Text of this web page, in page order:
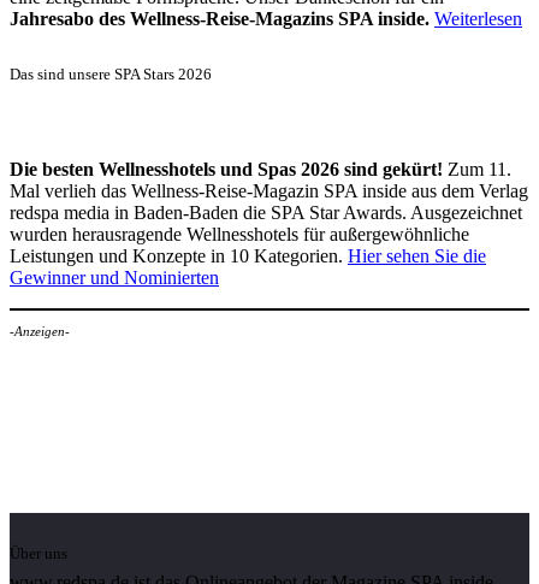
Jahresabo des Wellness-Reise-Magazins SPA inside. Weiterlesen
Das sind unsere SPA Stars 2026
Die besten Wellnesshotels und Spas 2026 sind gekürt! Zum 11.
Mal verlieh das Wellness-Reise-Magazin SPA inside aus dem Verlag
redspa media in Baden-Baden die SPA Star Awards. Ausgezeichnet
wurden herausragende Wellnesshotels für außergewöhnliche
Leistungen und Konzepte in 10 Kategorien. Hier sehen Sie die
Gewinner und Nominierten
-Anzeigen-
Über uns